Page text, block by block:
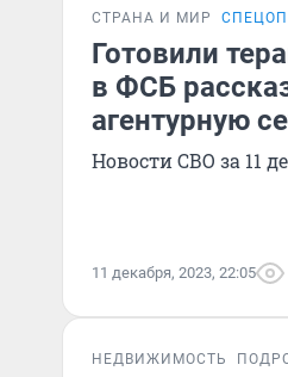
СТРАНА И МИР
Готовили
в ФСБ
агентурную
Новости СВО за 11
11 декабря, 2023, 22:05
НЕДВИЖИМОСТЬ